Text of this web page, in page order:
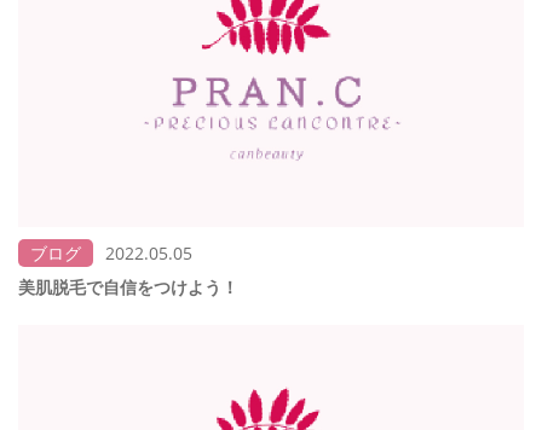
ブログ
2022.05.05
美肌脱毛で自信をつけよう！